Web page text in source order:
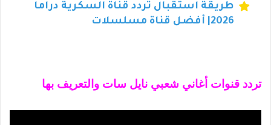
طريقة استقبال تردد قناة السكرية دراما
2026| أفضل قناة مسلسلات
تردد قنوات أغاني شعبي نايل سات والتعريف بها